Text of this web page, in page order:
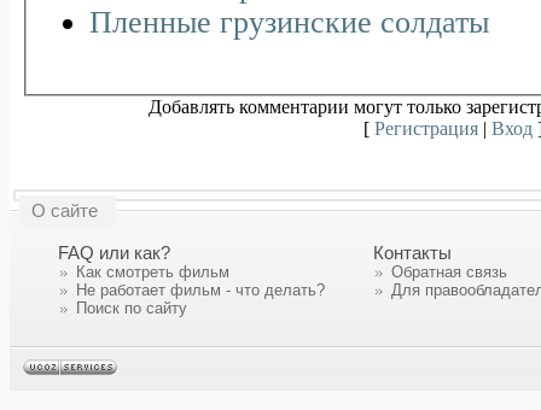
Пленные грузинские солдаты
Добавлять комментарии могут только
[ Регистрация| Вход
О сайте
FAQ или как?
Как смотреть фильм
Не работает фильм - что делать?
Поиск по сайту
Контакты
Обратная связь
Для